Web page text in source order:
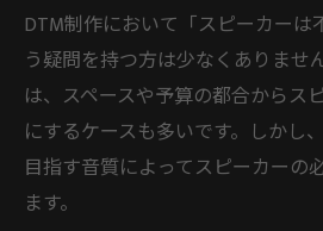
DTM制作において「スピーカーは
う疑問を持つ方は少なくありませ
は、スペースや予算の都合からス
にするケースも多いです。しかし
目指す音質によってスピーカーの
ます。